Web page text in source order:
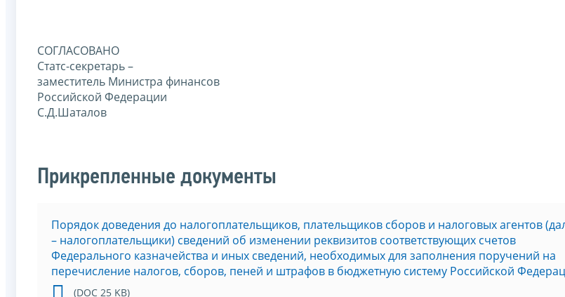
СОГЛАСОВАНО
Статс-секретарь –
заместитель Министра финансов
Российской Федерации
С.Д.Шаталов
Прикрепленные документы
Порядок доведения до налогоплательщиков, плательщиков сборов и налоговых агентов
– налогоплательщики) сведений об изменении реквизитов соответствующих счетов
Федерального казначейства и иных сведений, необходимых для заполнения поручений на
перечисление налогов, сборов, пеней и штрафов в бюджетную систему Российской
(DOC 25 KB)